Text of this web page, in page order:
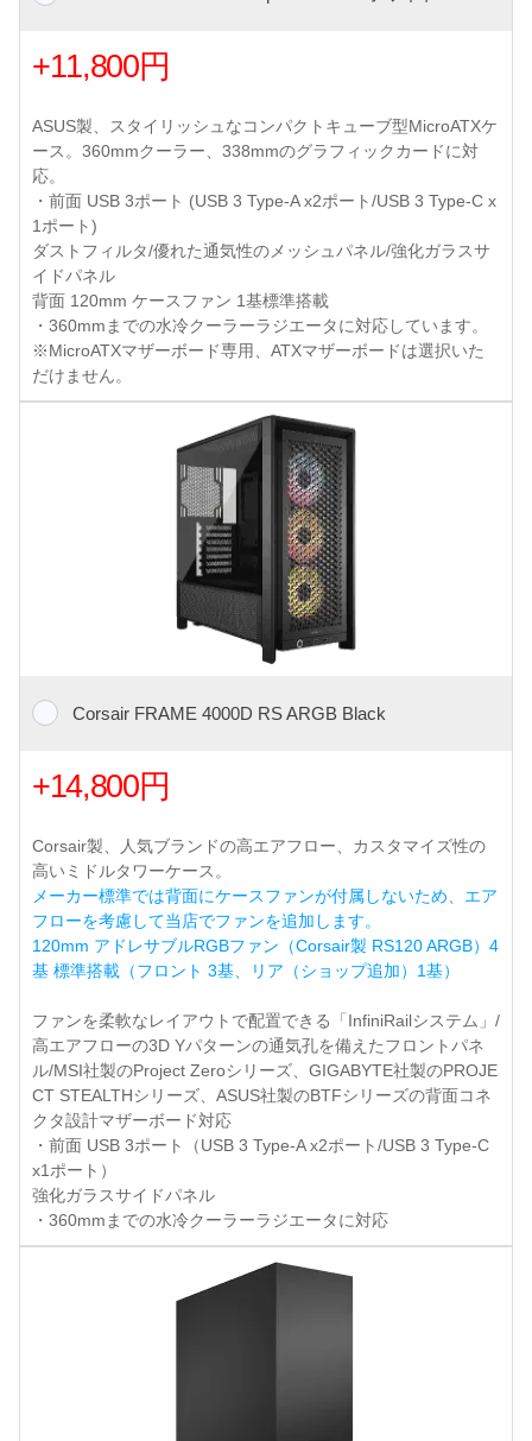
+11,800円
ASUS製、スタイリッシュなコンパクトキューブ型MicroATXケ
ース。360mmクーラー、338mmのグラフィックカードに対
応。
・前面 USB 3ポート (USB 3 Type-A x2ポート/USB 3 Type-C x
1ポート)
ダストフィルタ/優れた通気性のメッシュパネル/強化ガラスサ
イドパネル
背面 120mm ケースファン 1基標準搭載
・360mmまでの水冷クーラーラジエータに対応しています。
※MicroATXマザーボード専用、ATXマザーボードは選択いた
だけません。
Corsair FRAME 4000D RS ARGB Black
+14,800円
Corsair製、人気ブランドの高エアフロー、カスタマイズ性の
高いミドルタワーケース。
メーカー標準では背面にケースファンが付属しないため、エア
フローを考慮して当店でファンを追加します。
120mm アドレサブルRGBファン（Corsair製 RS120 ARGB）4
基 標準搭載（フロント 3基、リア（ショップ追加）1基）
ファンを柔軟なレイアウトで配置できる「InfiniRailシステム」/
高エアフローの3D Yパターンの通気孔を備えたフロントパネ
ル/MSI社製のProject Zeroシリーズ、GIGABYTE社製のPROJE
CT STEALTHシリーズ、ASUS社製のBTFシリーズの背面コネ
クタ設計マザーボード対応
・前面 USB 3ポート（USB 3 Type-A x2ポート/USB 3 Type-C
x1ポート）
強化ガラスサイドパネル
・360mmまでの水冷クーラーラジエータに対応